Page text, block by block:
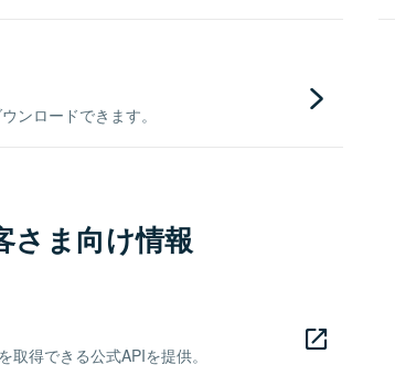
ンロードできます。
さま向け情報
得できる公式APIを提供。